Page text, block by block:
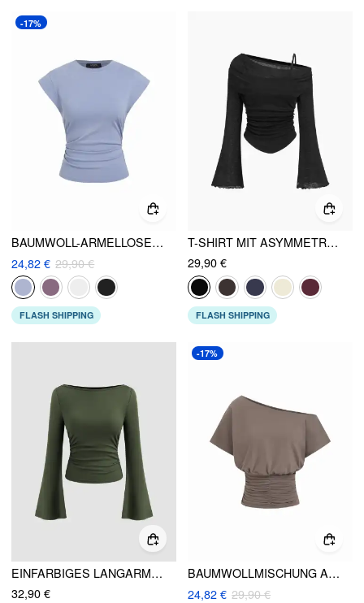
-17%
BAUMWOLL-ARMELLOSES RAFFUNGS-TOP
24,82 € 29,90 €
FLASH SHIPPING
T-SHIRT MIT ASYMMETRISCHEM HALSRAND, RÜSCHEN UND KOPFSALATBESATZ
29,90 €
FLASH SHIPPING
EINFARBIGES LANGARMSHIRT MIT BOOTSAUSSCHNITT UND RAFFUNG
32,90 €
-17%
BAUMWOLLMISCHUNG ASYMMETRISCHER AUSSCHNITT RUCHEDUNG OBERTEIL
24,82 € 29,90 €